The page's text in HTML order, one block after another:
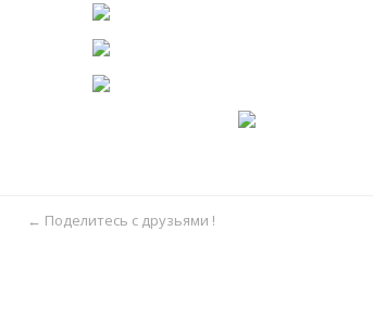
← Поделитесь с друзьями !